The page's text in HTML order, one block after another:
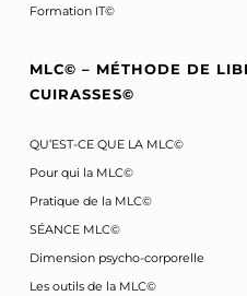
Formation IT©
MLC© – MÉTHODE DE
CUIRASSES©
QU’EST-CE QUE LA MLC©
Pour qui la MLC©
Pratique de la MLC©
SÉANCE MLC©
Dimension psycho-corporelle
Les outils de la MLC©